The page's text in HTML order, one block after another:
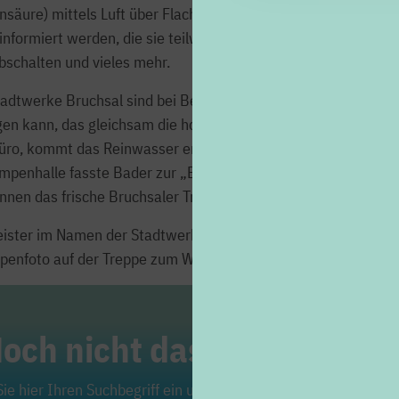
mittels Luft über Flachbodenbelüfter. Im Büro stellte
werden, die sie teilweise vom Rechner aus
und vieles mehr.
Bruchsal sind bei Bedarf rund um die Uhr im
kann, das gleichsam die hohen Anforderungen der
kommt das Reinwasser erstmals an die Oberfläche,
fasste Bader zur „Ergebnissicherung“ die
das frische Bruchsaler Trinkwasser schmecken.
im Namen der Stadtwerke jeweils die Infobroschüre
auf der Treppe zum Wasserwerkseingang – schon
nicht das Richtige
hier Ihren Suchbegriff ein und klicken Sie auf die Lupe. Viel